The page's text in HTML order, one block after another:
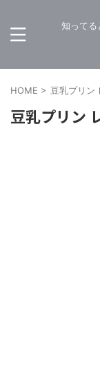
知ってる
HOME > 豆乳プリン
豆乳プリン